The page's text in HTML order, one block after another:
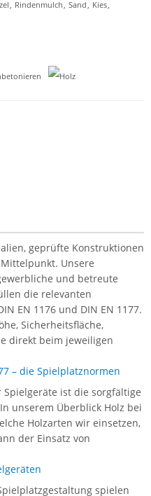
, Rindenmulch, Sand, Kies,
geprüfte Konstruktionen
Unsere
und betreute
die relevanten
EN 1176 und DIN EN 1177.
Sicherheitsfläche,
direkt beim jeweiligen
– die Spielplatznormen
ist die sorgfältige
unserem Überblick Holz bei
Holzarten wir einsetzen,
der Einsatz von
spielen